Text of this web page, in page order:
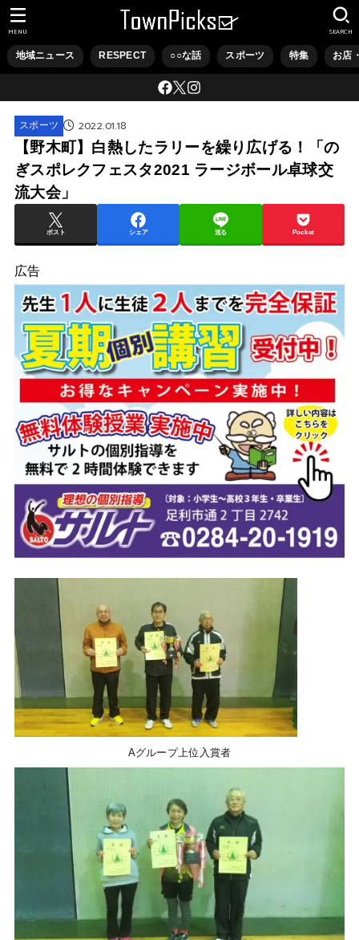
地域ニュース RESPECT ○○な話 スポーツ 特集 お店
SEARCH
MENU
スポーツ 2022.01.18
【野木町】白熱したラリーを繰り広げる！「の
ぎスポレクフェスタ2021 ラージボール卓球交
流大会」
ポスト シェア 送る Pocket
広告
Aグループ上位入賞者